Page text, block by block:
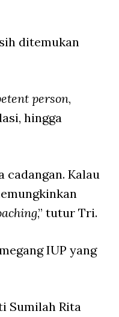
ditemukan
person,
hingga
cadangan. Kalau
,” tutur Tri.
IUP yang
Sumilah Rita